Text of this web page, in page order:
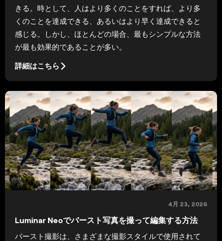
きる。時として、人はより多くのことをすれば、より多
くのことを達成できる、あるいはより早く達成できると
感じる。しかし、ほとんどの場合、最もシンプルな方法
が最も効果的であることが多い。
詳細はこちら
4月 23, 2026
Luminar Neoでバースト写真を撮って編集する方法
バースト撮影は、さまざまな撮影スタイルで使用されて